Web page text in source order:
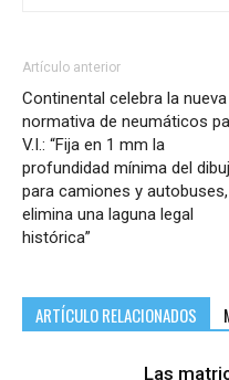
Artículo anterior
Continental celebra la nueva
normativa de neumáticos
V.I.: “Fija en 1 mm la
profundidad mínima del
para camiones y
elimina una laguna legal
histórica”
ARTÍCULO RELACIONADOS
Las